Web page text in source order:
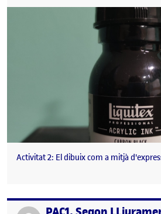
Activitat 2: El dibuix com a mitjà
Publicat per